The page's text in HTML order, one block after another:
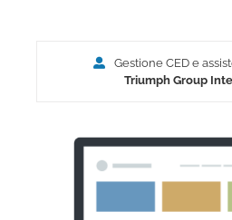
Gestione CED e
Triumph Group